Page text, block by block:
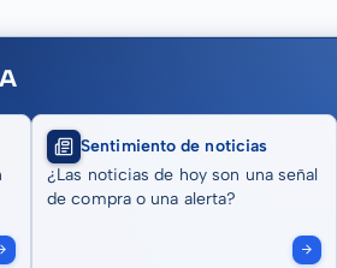
Sentimiento de noticias
¿Las noticias de hoy son una señal
de compra o una alerta?